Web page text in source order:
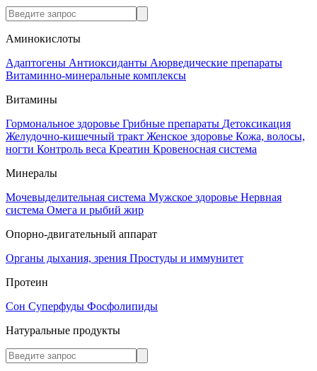
Аминокислоты
Адаптогены Антиоксиданты Аюрведические препараты
Витаминно-минеральные комплексы
Витамины
Гормональное здоровье Грибные препараты Детоксикация
Желудочно-кишечный тракт Женское здоровье Кожа, волосы,
ногти Контроль веса Креатин Кровеносная система
Минералы
Мочевыделительная система Мужское здоровье Нервная
система Омега и рыбий жир
Опорно-двигательный аппарат
Органы дыхания, зрения Простуды и иммунитет
Протеин
Сон Суперфуды Фосфолипиды
Натуральные продукты